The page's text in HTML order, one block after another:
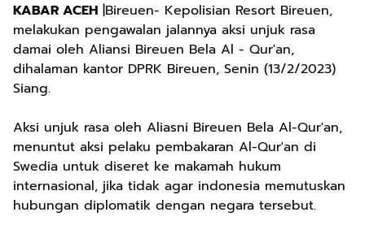
KABAR ACEH |Bireuen- Kepolisian Resort Bireuen,
melakukan pengawalan jalannya aksi unjuk rasa
damai oleh Aliansi Bireuen Bela Al - Qur'an,
dihalaman kantor DPRK Bireuen, Senin (13/2/2023)
Siang.
Aksi unjuk rasa oleh Aliasni Bireuen Bela Al-Qur'an,
menuntut aksi pelaku pembakaran Al-Qur'an di
Swedia untuk diseret ke makamah hukum
internasional, jika tidak agar indonesia memutuskan
hubungan diplomatik dengan negara tersebut.